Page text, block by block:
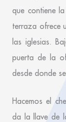
que contiene
terraza ofrece
las iglesias.
puerta de la
desde donde
Hacemos el
da la llave de